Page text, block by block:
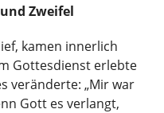
Zweifel
kamen innerlich
Gottesdienst erlebte
veränderte: „Mir war
Gott es verlangt,